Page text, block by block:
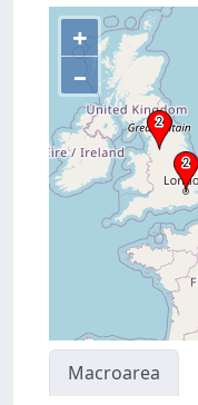
+
–
Macroarea